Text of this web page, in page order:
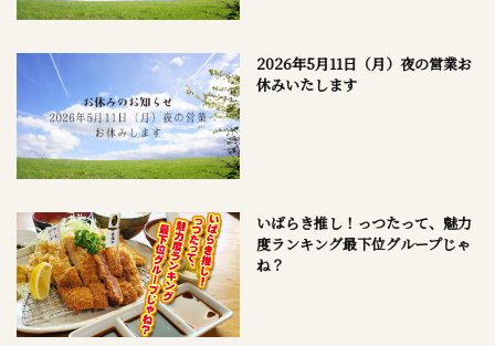
2026年5月11日（月）夜の営業お
休みいたします
いばらき推し！っつたって、魅力
度ランキング最下位グループじゃ
ね？